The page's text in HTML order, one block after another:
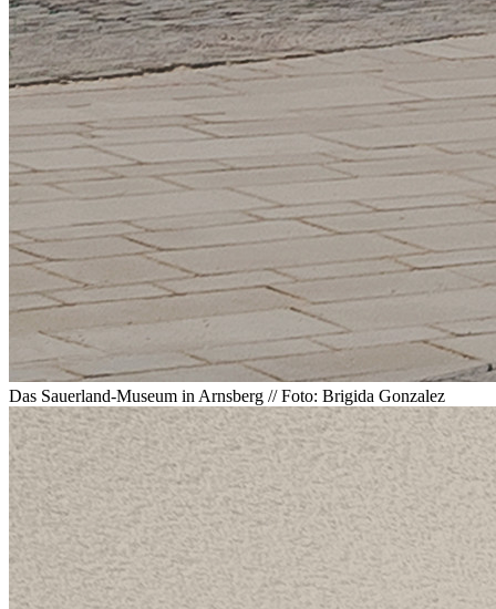
Das Sauerland-Museum in Arnsberg // Foto: Brigida Gonzalez